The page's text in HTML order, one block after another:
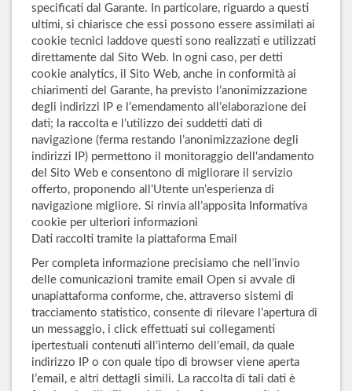
specificati dal Garante. In particolare, riguardo a questi
ultimi, si chiarisce che essi possono essere assimilati ai
cookie tecnici laddove questi sono realizzati e utilizzati
direttamente dal Sito Web. In ogni caso, per detti
cookie analytics, il Sito Web, anche in conformità ai
chiarimenti del Garante, ha previsto l’anonimizzazione
degli indirizzi IP e l’emendamento all’elaborazione dei
dati; la raccolta e l’utilizzo dei suddetti dati di
navigazione (ferma restando l’anonimizzazione degli
indirizzi IP) permettono il monitoraggio dell'andamento
del Sito Web e consentono di migliorare il servizio
offerto, proponendo all’Utente un’esperienza di
navigazione migliore. Si rinvia all’apposita Informativa
cookie per ulteriori informazioni
Dati raccolti tramite la piattaforma Email
Per completa informazione precisiamo che nell’invio
delle comunicazioni tramite email Open si avvale di
unapiattaforma conforme, che, attraverso sistemi di
tracciamento statistico, consente di rilevare l’apertura di
un messaggio, i click effettuati sui collegamenti
ipertestuali contenuti all’interno dell’email, da quale
indirizzo IP o con quale tipo di browser viene aperta
l’email, e altri dettagli simili. La raccolta di tali dati è